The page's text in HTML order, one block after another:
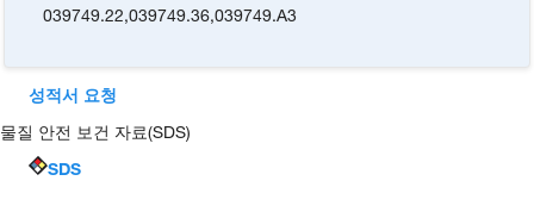
039749.22,039749.36,039749.A3
성적서 요청
물질 안전 보건 자료(SDS)
SDS